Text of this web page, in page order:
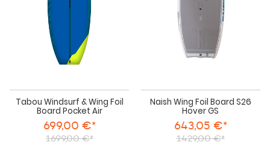
Tabou Windsurf & Wing Foil
Board Pocket Air
699,00 €*
1699,00 €*
Naish Wing Foil Board S26
Hover GS
643,05 €*
1429,00 €*